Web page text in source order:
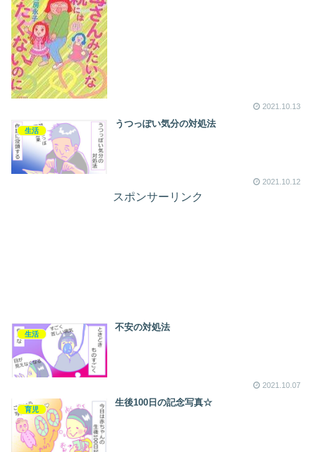
2021.10.13
生活
うつっぽい気分の対処法
2021.10.12
スポンサーリンク
生活
不安の対処法
2021.10.07
育児
生後100日の記念写真☆